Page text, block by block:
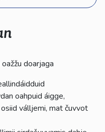
doarjaga
oahpuid áigge,
válljemi, mat čuvvot